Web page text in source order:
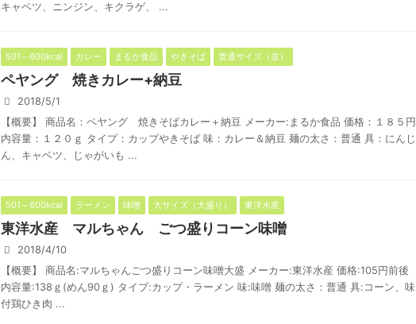
キャベツ、ニンジン、キクラゲ、 ...
501～600kcal カレー まるか食品 やきそば 普通サイズ（並）
ペヤング 焼きカレー+納豆
2018/5/1
【概要】 商品名：ペヤング 焼きそばカレー＋納豆 メーカー:まるか食品 価格：１８５円
内容量：１２０ｇ タイプ：カップやきそば 味：カレー＆納豆 麺の太さ：普通 具：にんじ
ん、キャベツ、じゃがいも ...
501～600kcal ラーメン 味噌 大サイズ（大盛り） 東洋水産
東洋水産 マルちゃん ごつ盛りコーン味噌
2018/4/10
【概要】 商品名:マルちゃんごつ盛りコーン味噌大盛 メーカー:東洋水産 価格:105円前後
内容量:138ｇ(めん90ｇ) タイプ:カップ・ラーメン 味:味噌 麺の太さ：普通 具:コーン、味
付鶏ひき肉 ...